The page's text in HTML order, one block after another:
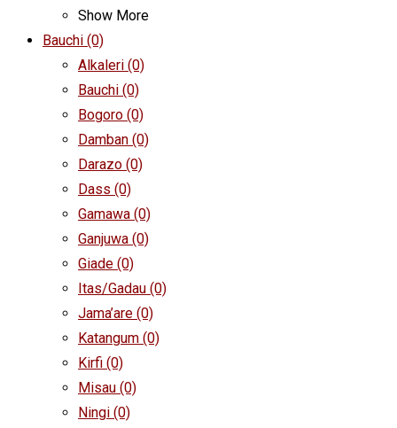
Show More
Bauchi (0)
Alkaleri (0)
Bauchi (0)
Bogoro (0)
Damban (0)
Darazo (0)
Dass (0)
Gamawa (0)
Ganjuwa (0)
Giade (0)
Itas/Gadau (0)
Jama’are (0)
Katangum (0)
Kirfi (0)
Misau (0)
Ningi (0)